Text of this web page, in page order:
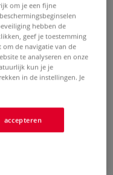
om je een fijne
hebben de
geef je toestemming
om de navigatie van de
te analyseren en onze
kun je je
in de instellingen. Je
accepteren